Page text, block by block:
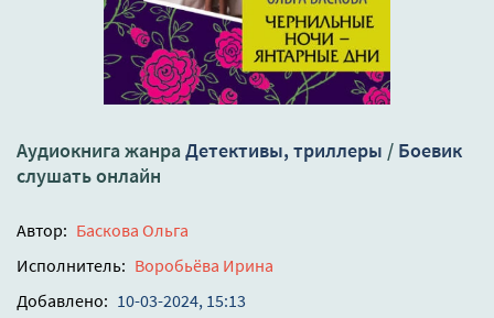
Аудиокнига жанра Детективы, триллеры / Боевик
слушать онлайн
Автор: Баскова Ольга
Исполнитель: Воробьёва Ирина
Добавлено: 10-03-2024, 15:13